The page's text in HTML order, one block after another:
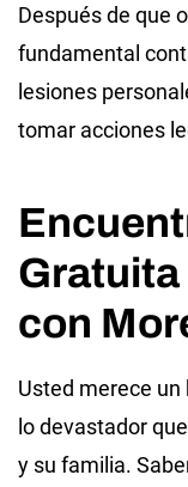
Después de que
fundamental
lesiones
tomar acciones
Gratuita
con
Usted merece
lo devastador
y su familia.